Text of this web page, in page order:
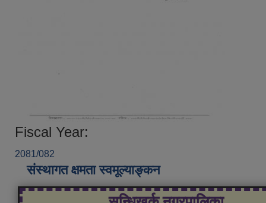
Fiscal Year:
2081/082
संस्थागत क्षमता स्वमूल्याङ्कन